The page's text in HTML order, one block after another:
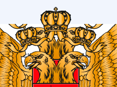
контрольные
/ ОГЭ / ВПР от ESUO на
учебный год.